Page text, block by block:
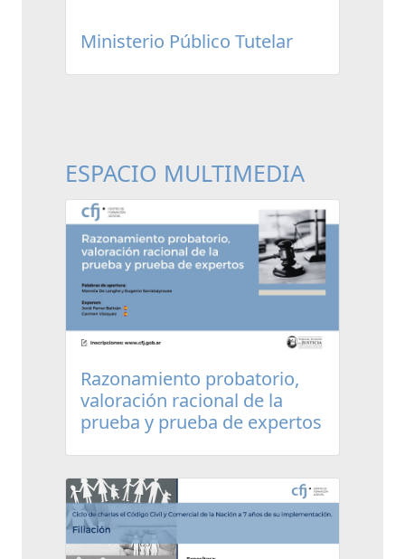
Ministerio Público Tutelar
ESPACIO MULTIMEDIA
Razonamiento probatorio,
valoración racional de la
prueba y prueba de expertos